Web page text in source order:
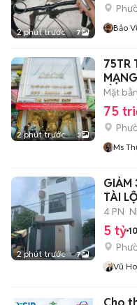
2 phút trước 7 Bảo
2 phút trước 3
75TR
LẦU,
Mặt
75
Ms
2 phút trước 7
GIẢM
TÀI
4 PN
5 tỷ
Vũ